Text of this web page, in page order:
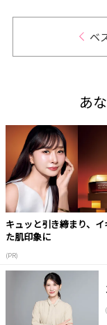
ベ
あ
キュッと引き締まり、
た肌印象に
(PR)